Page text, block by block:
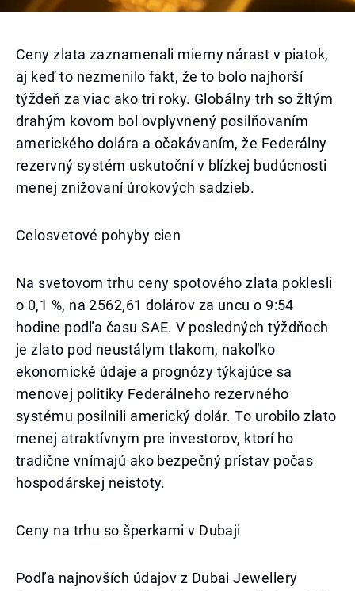
Ceny zlata zaznamenali mierny nárast v piatok,
aj keď to nezmenilo fakt, že to bolo najhorší
týždeň za viac ako tri roky. Globálny trh so žltým
drahým kovom bol ovplyvnený posilňovaním
amerického dolára a očakávaním, že Federálny
rezervný systém uskutoční v blízkej budúcnosti
menej znižovaní úrokových sadzieb.
Celosvetové pohyby cien
Na svetovom trhu ceny spotového zlata poklesli
o 0,1 %, na 2562,61 dolárov za uncu o 9:54
hodine podľa času SAE. V posledných týždňoch
je zlato pod neustálym tlakom, nakoľko
ekonomické údaje a prognózy týkajúce sa
menovej politiky Federálneho rezervného
systému posilnili americký dolár. To urobilo zlato
menej atraktívnym pre investorov, ktorí ho
tradične vnímajú ako bezpečný prístav počas
hospodárskej neistoty.
Ceny na trhu so šperkami v Dubaji
Podľa najnovších údajov z Dubai Jewellery